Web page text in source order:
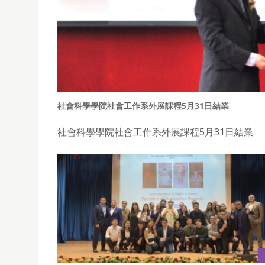
社會科學學院社會工作系外展課程5月31日結業
社會科學學院社會工作系外展課程5月31日結業